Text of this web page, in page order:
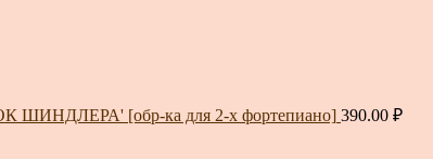
ШИНДЛЕРА' [обр-ка для 2-х фортепиано] 390.00 ₽